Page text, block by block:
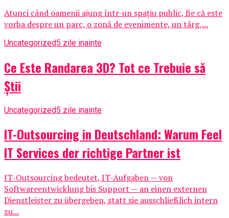
Atunci când oamenii ajung într-un spațiu public, fie că este
vorba despre un parc, o zonă de evenimente, un târg,...
Uncategorized5 zile inainte
Ce Este Randarea 3D? Tot ce Trebuie să
Știi
Uncategorized5 zile inainte
IT-Outsourcing in Deutschland: Warum Feel
IT Services der richtige Partner ist
IT-Outsourcing bedeutet, IT-Aufgaben — von
Softwareentwicklung bis Support — an einen externen
Dienstleister zu übergeben, statt sie ausschließlich intern
zu...